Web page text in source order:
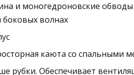
и моногедроновские
боковых волнах
каюта со спальными
рубки. Обеспечивает